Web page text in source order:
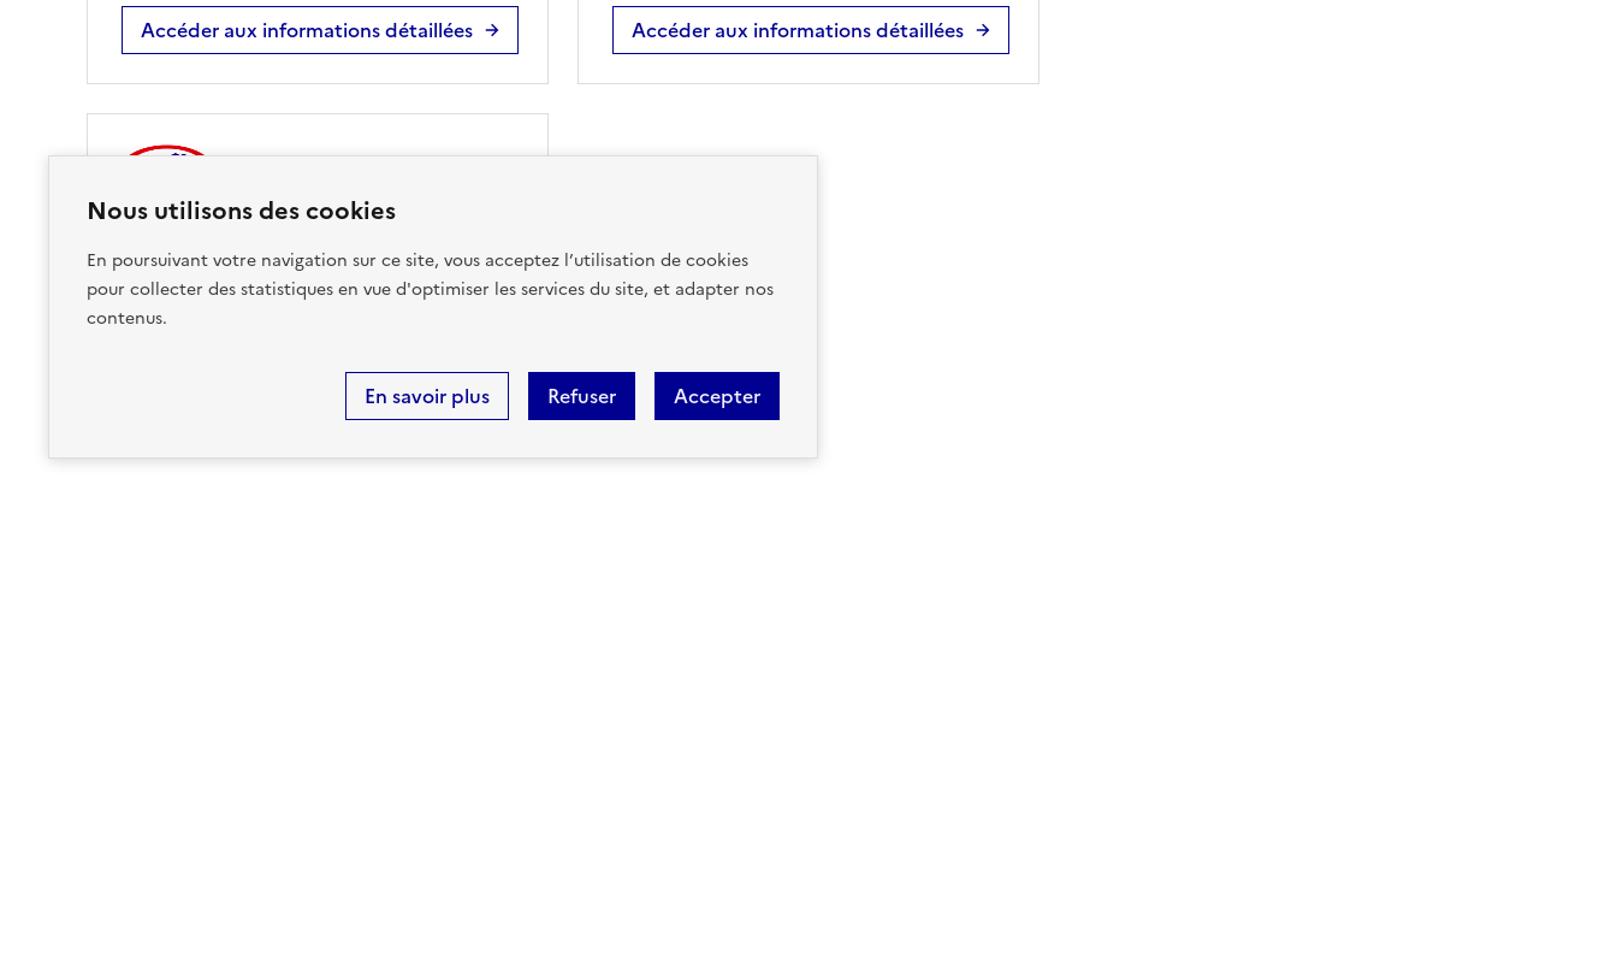
Nous utilisons des cookies
En poursuivant votre navigation sur ce site, vous acceptez l’utilisation de cookies
pour collecter des statistiques en vue d'optimiser les services du site, et adapter nos
contenus.
Accepter
Refuser
En savoir plus
Accéder aux informations détaillées Accéder aux informations détaillées
sur ma commune : CONCERNÉ
Accéder aux informations détaillées